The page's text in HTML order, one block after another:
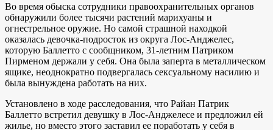
Во время обыска сотрудники правоохранительных органов
обнаружили более тысячи растений марихуаны и
огнестрельное оружие. Но самой страшной находкой
оказалась девочка-подросток из округа Лос-Анджелес,
которую Баллетто с сообщником, 31-летним Патриком
Пирменом держали у себя. Она была заперта в металлическом
ящике, неоднократно подвергалась сексуальному насилию и
была вынуждена работать на них.
Установлено в ходе расследования, что Райан Патрик
Баллетто встретил девушку в Лос-Анджелесе и предложил ей
жилье, но вместо этого заставил ее поработать у себя в